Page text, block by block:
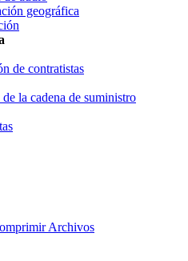
geográfica
de contratistas
la cadena de suministro
Archivos